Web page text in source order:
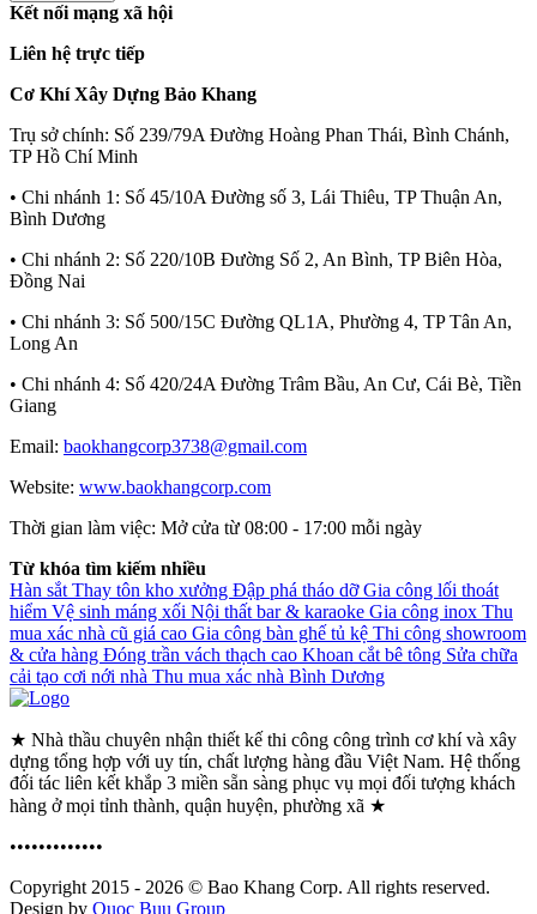
Kết nối mạng xã hội
Liên hệ trực tiếp
Cơ Khí Xây Dựng Bảo Khang
Trụ sở chính: Số 239/79A Đường Hoàng Phan Thái, Bình Chánh,
TP Hồ Chí Minh
• Chi nhánh 1: Số 45/10A Đường số 3, Lái Thiêu, TP Thuận An,
Bình Dương
• Chi nhánh 2: Số 220/10B Đường Số 2, An Bình, TP Biên Hòa,
Đồng Nai
• Chi nhánh 3: Số 500/15C Đường QL1A, Phường 4, TP Tân An,
Long An
• Chi nhánh 4: Số 420/24A Đường Trâm Bầu, An Cư, Cái Bè, Tiền
Giang
Email: baokhangcorp3738@gmail.com
Website: www.baokhangcorp.com
Thời gian làm việc: Mở cửa từ 08:00 - 17:00 mỗi ngày
Từ khóa tìm kiếm nhiều
Hàn sắt Thay tôn kho xưởng Đập phá tháo dỡGia công lối thoát
hiểm Vệ sinh máng xối Nội thất bar & karaoke Gia công inox Thu
mua xác nhà cũ giá cao Gia công bàn ghế tủ kệ Thi công showroom
& cửa hàng Đóng trần vách thạch cao Khoan cắt bê tông Sửa chữa
cải tạo cơi nới nhà Thu mua xác nhà Bình Dương
★ Nhà thầu chuyên nhận thiết kế thi công công trình cơ khí và xây
dựng tổng hợp với uy tín, chất lượng hàng đầu Việt Nam. Hệ thống
đối tác liên kết khắp 3 miền sẵn sàng phục vụ mọi đối tượng khách
hàng ở mọi tỉnh thành, quận huyện, phường xã ★
•••••••••••••
Copyright 2015 - 2026 © Bao Khang Corp. All rights reserved.
Design by Quoc Buu Group